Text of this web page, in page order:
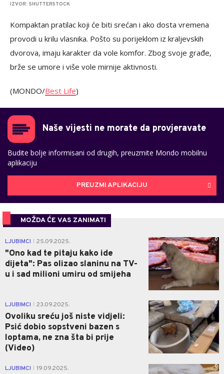
IZVOR: SHUTTERSTOCK
Kompaktan pratilac koji će biti srećan i ako dosta vremena
provodi u krilu vlasnika. Pošto su porijeklom iz kraljevskih
dvorova, imaju karakter da vole komfor. Zbog svoje građe,
brže se umore i više vole mirnije aktivnosti.
(MONDO/Best Life)
Naše vijesti ne morate da provjeravate
Budite bolje informisani od drugih, preuzmite Mondo mobilnu
aplikaciju
PREUZMI APLIKACIJU
MOŽDA ĆE VAS ZANIMATI
LJUBIMCI 25.09.2025.
"Ono kad te pitaju kako ide
dijeta": Pas olizao slaninu na TV-
u i sad milioni umiru od smijeha
0
LJUBIMCI 23.09.2025.
Ovoliku sreću još niste vidjeli:
Psić dobio sopstveni bazen s
loptama, ne zna šta bi prije
(Video)
0
LJUBIMCI 19.09.2025. 0